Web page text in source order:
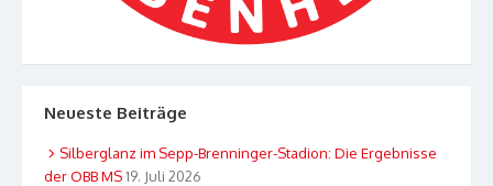
Neueste Beiträge
Silberglanz im Sepp-Brenninger-Stadion: Die Ergebnisse
der OBB MS19. Juli 2026